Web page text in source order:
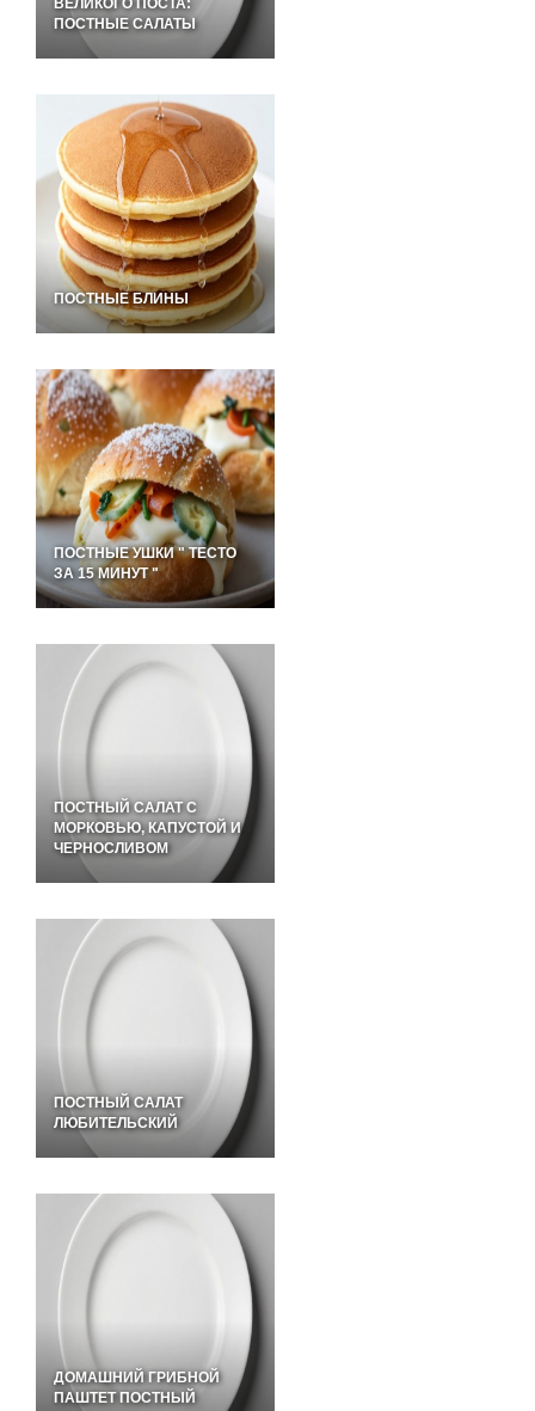
ВЕЛИКОГО ПОСТА:
ПОСТНЫЕ САЛАТЫ
ПОСТНЫЕ БЛИНЫ
ПОСТНЫЕ УШКИ " ТЕСТО
ЗА 15 МИНУТ "
ПОСТНЫЙ САЛАТ С
МОРКОВЬЮ, КАПУСТОЙ И
ЧЕРНОСЛИВОМ
ПОСТНЫЙ САЛАТ
ЛЮБИТЕЛЬСКИЙ
ДОМАШНИЙ ГРИБНОЙ
ПАШТЕТ ПОСТНЫЙ